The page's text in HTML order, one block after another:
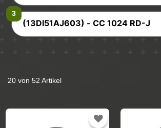
(13DI51AJ603) - CC 1024 RD-J
20 von 52 Artikel